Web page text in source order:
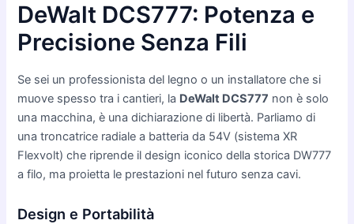
DeWalt DCS777: Potenza e
Precisione Senza Fili
Se sei un professionista del legno o un installatore che si
muove spesso tra i cantieri, la DeWalt DCS777 non è solo
una macchina, è una dichiarazione di libertà. Parliamo di
una troncatrice radiale a batteria da 54V (sistema XR
Flexvolt) che riprende il design iconico della storica DW777
a filo, ma proietta le prestazioni nel futuro senza cavi.
Design e Portabilità